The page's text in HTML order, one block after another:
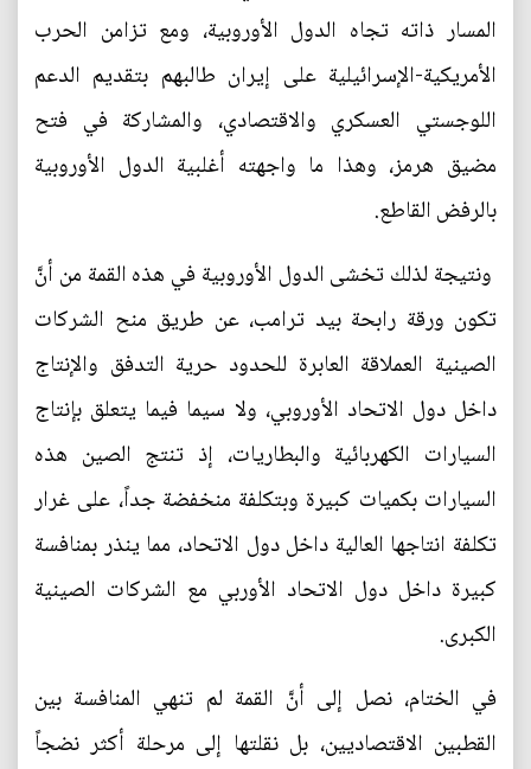
المسار ذاته تجاه الدول الأوروبية، ومع تزامن الحرب
الأمريكية-الإسرائيلية على إيران طالبهم بتقديم الدعم
اللوجستي العسكري والاقتصادي، والمشاركة في فتح
مضيق هرمز، وهذا ما واجهته أغلبية الدول الأوروبية
بالرفض القاطع.
ونتيجة لذلك تخشى الدول الأوروبية في هذه القمة من أنَّ
تكون ورقة رابحة بيد ترامب، عن طريق منح الشركات
الصينية العملاقة العابرة للحدود حرية التدفق والإنتاج
داخل دول الاتحاد الأوروبي، ولا سيما فيما يتعلق بإنتاج
السيارات الكهربائية والبطاريات، إذ تنتج الصين هذه
السيارات بكميات كبيرة وبتكلفة منخفضة جداً، على غرار
تكلفة انتاجها العالية داخل دول الاتحاد، مما ينذر بمنافسة
كبيرة داخل دول الاتحاد الأوربي مع الشركات الصينية
الكبرى.
في الختام، نصل إلى أنَّ القمة لم تنهي المنافسة بين
القطبين الاقتصاديين، بل نقلتها إلى مرحلة أكثر نضجاً